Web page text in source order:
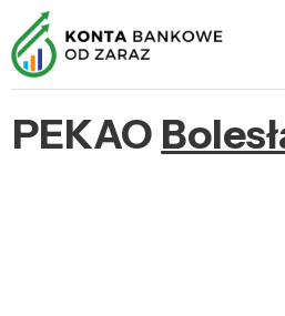
PEKAO